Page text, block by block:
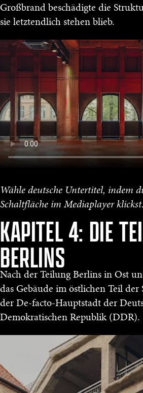
Großbrand beschädigte die
sie letztendlich stehen blieb.
Wähle deutsche Untertitel, indem
Schaltfläche im Mediaplayer klickst.
KAPITEL 4: DIE
BERLINS
Nach der Teilung Berlins in Ost
das Gebäude im östlichen Teil
der De-facto-Hauptstadt der
Demokratischen Republik (DDR).